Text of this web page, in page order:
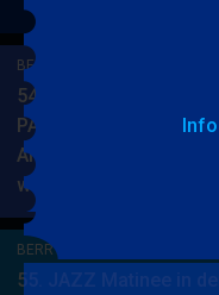
BERRY BLUE & BAND
54. JAZZ Matinee in den
PARKSIDE STUDIOS
American Songbook
wunderbare Musik
BERRY BLUE & BAND
55. JAZZ Matinee in den
Info